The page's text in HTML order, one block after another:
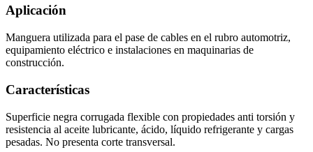
Aplicación
Manguera utilizada para el pase de cables en el rubro automotriz,
equipamiento eléctrico e instalaciones en maquinarias de
construcción.
Características
Superficie negra corrugada flexible con propiedades anti torsión y
resistencia al aceite lubricante, ácido, líquido refrigerante y cargas
pesadas. No presenta corte transversal.